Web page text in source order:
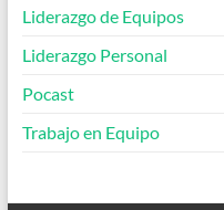
Liderazgo de Equipos
Liderazgo Personal
Pocast
Trabajo en Equipo